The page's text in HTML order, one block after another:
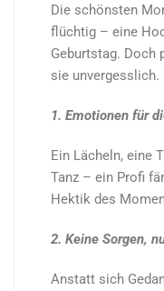
Die schönsten
flüchtig – eine
Geburtstag. Doch
sie unvergesslich.
1. Emotionen für
Ein Lächeln, eine
Tanz – ein Profi
Hektik des
2. Keine Sorgen,
Anstatt sich